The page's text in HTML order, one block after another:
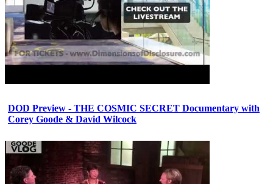
DOD Preview - THE COSMIC SECRET Documentary with
Corey Goode & David Wilcock